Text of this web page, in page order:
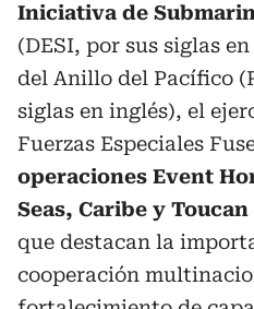
Iniciativa de
(DESI, por sus siglas
del Anillo del Pacífico
siglas en inglés), el
Fuerzas Especiales
operaciones Event
Seas, Caribe y
que destacan la
cooperación